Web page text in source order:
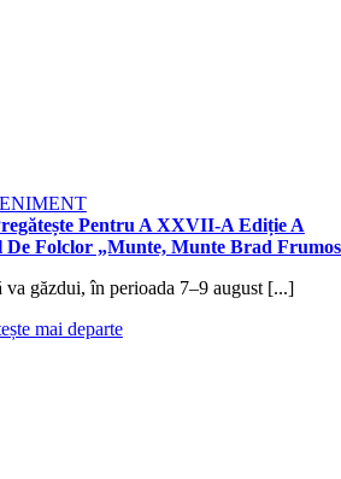
Pentru A XXVII-A Ediție A
De Folclor „Munte, Munte Brad
va găzdui, în perioada 7–9 august [...]
mai departe